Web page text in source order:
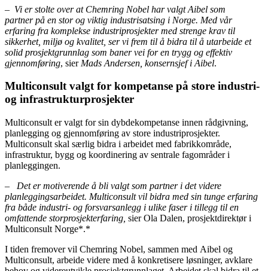
– Vi er stolte over at Chemring Nobel har valgt Aibel som
partner på en stor og viktig industrisatsing i Norge. Med vår
erfaring fra komplekse industriprosjekter med strenge krav til
sikkerhet, miljø og kvalitet, ser vi frem til å bidra til å utarbeide et
solid prosjektgrunnlag som baner vei for en trygg og effektiv
gjennomføring, sier Mads Andersen, konsernsjef i Aibel.
Multiconsult valgt for kompetanse på store industri-
og infrastrukturprosjekter
Multiconsult er valgt for sin dybdekompetanse innen rådgivning,
planlegging og gjennomføring av store industriprosjekter.
Multiconsult skal særlig bidra i arbeidet med fabrikkområde,
infrastruktur, bygg og koordinering av sentrale fagområder i
planleggingen.
– Det er motiverende å bli valgt som partner i det videre
planleggingsarbeidet. Multiconsult vil bidra med sin tunge erfaring
fra både industri- og forsvarsanlegg i ulike faser i tillegg til en
omfattende storprosjekterfaring, sier Ola Dalen, prosjektdirektør i
Multiconsult Norge*.*
I tiden fremover vil Chemring Nobel, sammen med Aibel og
Multiconsult, arbeide videre med å konkretisere løsninger, avklare